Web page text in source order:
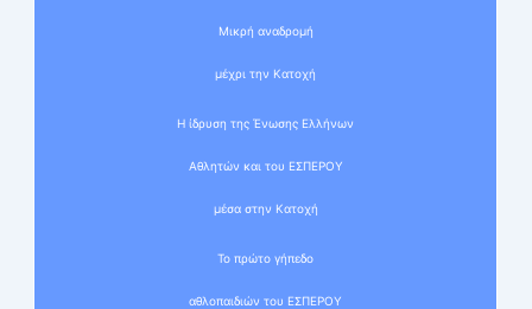
Μικρή αναδρομή
μέχρι την Κατοχή
Η ίδρυση της Ένωσης Ελλήνων
Αθλητών και του ΕΣΠΕΡΟΥ
μέσα στην Κατοχή
Το πρώτο γήπεδο
αθλοπαιδιών του ΕΣΠΕΡΟΥ